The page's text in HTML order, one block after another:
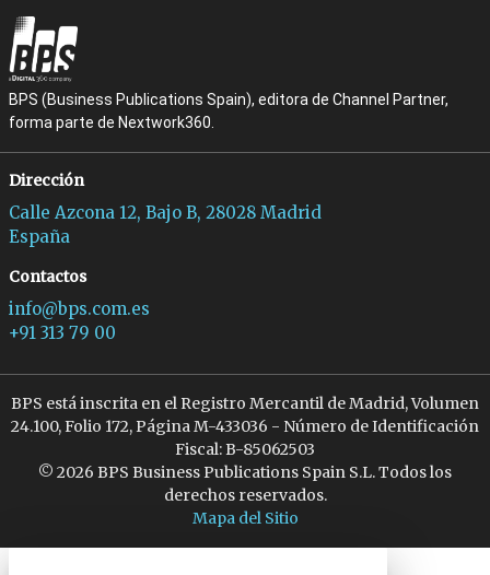
BPS (Business Publications Spain), editora de Channel Partner,
forma parte de Nextwork360.
Dirección
Calle Azcona 12, Bajo B, 28028 Madrid
España
Contactos
info@bps.com.es
+91 313 79 00
BPS está inscrita en el Registro Mercantil de Madrid, Volumen
24.100, Folio 172, Página M-433036 - Número de Identificación
Fiscal: B-85062503
© 2026 BPS Business Publications Spain S.L. Todos los
derechos reservados.
Mapa del Sitio